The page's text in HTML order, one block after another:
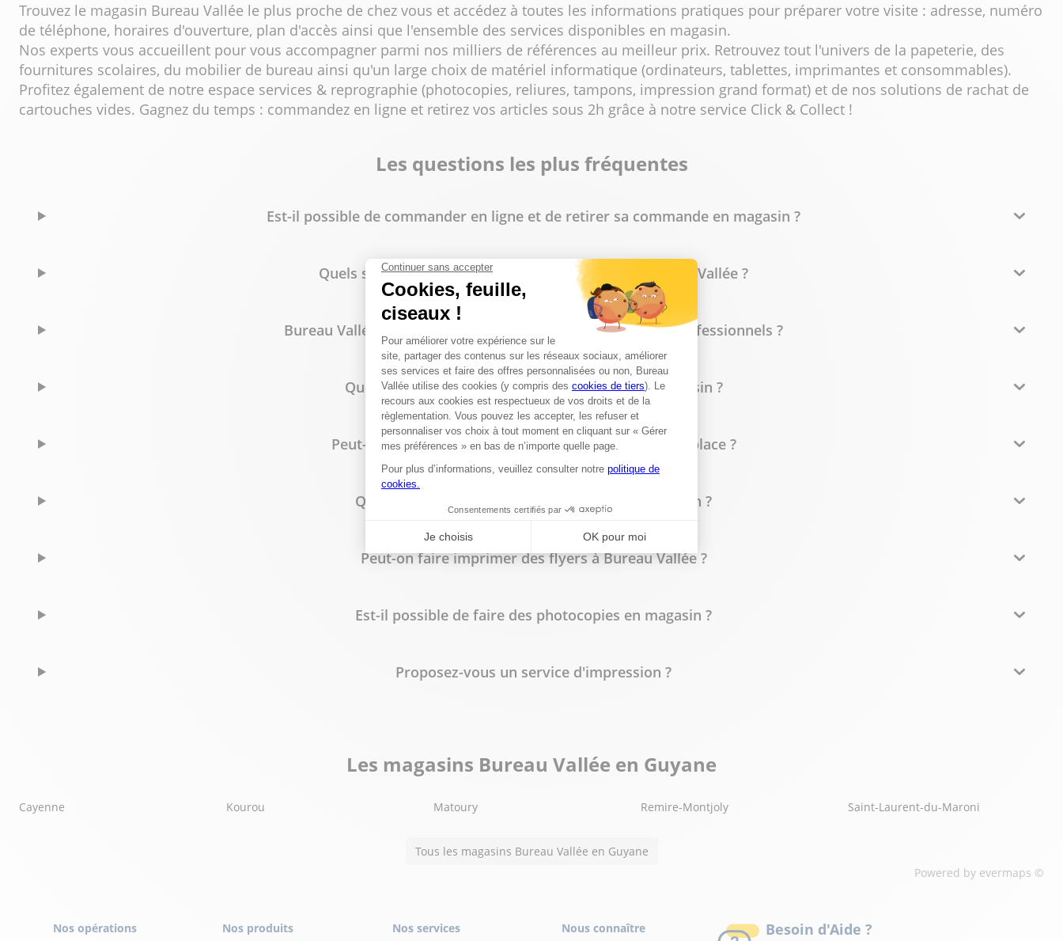
Trouvez le magasin Bureau Vallée le plus proche de chez vous et accédez à toutes les informations pratiques pour préparer votre visite : adresse, numéro
de téléphone, horaires d'ouverture, plan d'accès ainsi que l'ensemble des services disponibles en magasin.
Nos experts vous accueillent pour vous accompagner parmi nos milliers de références au meilleur prix. Retrouvez tout l'univers de la papeterie, des
fournitures scolaires, du mobilier de bureau ainsi qu'un large choix de matériel informatique (ordinateurs, tablettes, imprimantes et consommables).
Profitez également de notre espace services & reprographie (photocopies, reliures, tampons, impression grand format) et de nos solutions de rachat de
cartouches vides. Gagnez du temps : commandez en ligne et retirez vos articles sous 2h grâce à notre service Click & Collect !
Les questions les plus fréquentes
Est-il possible de commander en ligne et de retirer sa commande en magasin ?
Quels sont les horaires d'ouverture du magasin Bureau Vallée ?
Bureau Vallée propose-t-il des tarifs spécifiques pour les professionnels ?
Quelles fournitures de bureau trouve-t-on en magasin ?
Peut-on commander des tampons personnalisés sur place ?
Quels types de reliure sont disponibles en magasin ?
Peut-on faire imprimer des flyers à Bureau Vallée ?
Est-il possible de faire des photocopies en magasin ?
Proposez-vous un service d'impression ?
Les magasins Bureau Vallée en Guyane
Cayenne Kourou Matoury Remire-Montjoly Saint-Laurent-du-Maroni
Tous les magasins Bureau Vallée en Guyane
Powered by evermaps ©
Nos opérations Nos produits Nos services Nous connaître Besoin d'Aide ?